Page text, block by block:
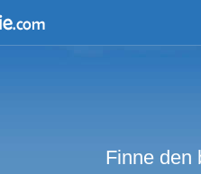
Finne den